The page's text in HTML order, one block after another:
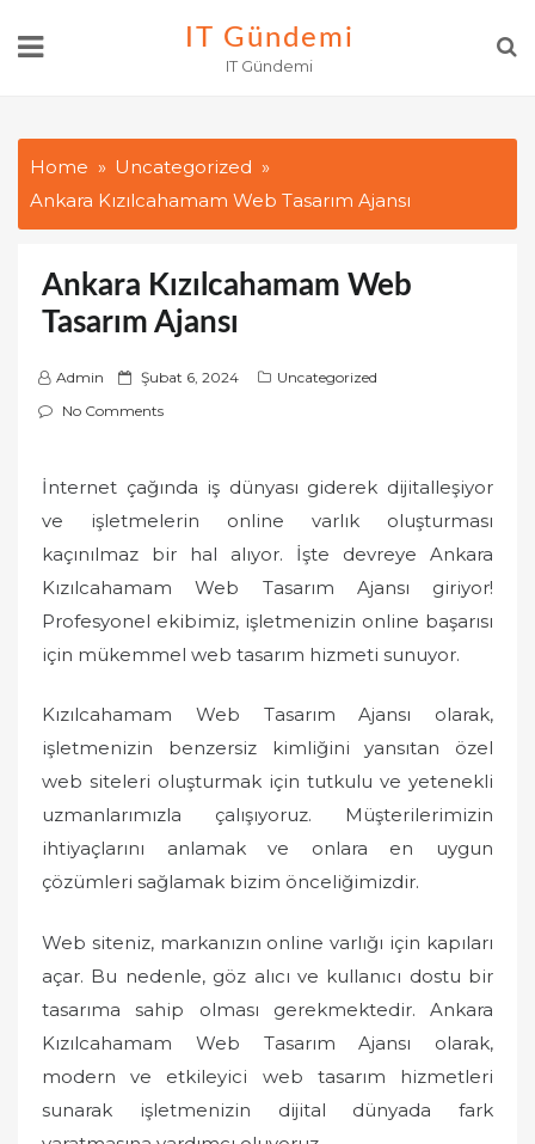
IT Gündemi
IT Gündemi
Home
Uncategorized
Ankara Kızılcahamam Web Tasarım Ajansı
Ankara Kızılcahamam Web
Tasarım Ajansı
Admin
P
o
e
d
o
Şubat 6, 2024
Uncategorized
No Comments
İnternet çağında iş dünyası giderek dijitalleşiyor
ve işletmelerin online varlık oluşturması
kaçınılmaz bir hal alıyor. İşte devreye Ankara
Kızılcahamam Web Tasarım Ajansı giriyor!
Profesyonel ekibimiz, işletmenizin online başarısı
için mükemmel web tasarım hizmeti sunuyor.
Kızılcahamam Web Tasarım Ajansı olarak,
işletmenizin benzersiz kimliğini yansıtan özel
web siteleri oluşturmak için tutkulu ve yetenekli
uzmanlarımızla çalışıyoruz. Müşterilerimizin
ihtiyaçlarını anlamak ve onlara en uygun
çözümleri sağlamak bizim önceliğimizdir.
Web siteniz, markanızın online varlığı için kapıları
açar. Bu nedenle, göz alıcı ve kullanıcı dostu bir
tasarıma sahip olması gerekmektedir. Ankara
Kızılcahamam Web Tasarım Ajansı olarak,
modern ve etkileyici web tasarım hizmetleri
sunarak işletmenizin dijital dünyada fark